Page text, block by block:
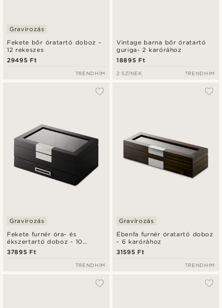
Fekete bőr óratartó doboz -
12 rekeszes
Gravírozás
29495 Ft
TRENDHIM
Vintage barna bőr óratartó
guriga- 2 karórához
18895 Ft
2 SZÍNEK TRENDHIM
Fekete furnér óra- és
ékszertartó doboz - 10
rekeszes
Gravírozás
37895 Ft
TRENDHIM
Ébenfa furnér óratartó doboz
- 6 karórához
Gravírozás
31595 Ft
TRENDHIM